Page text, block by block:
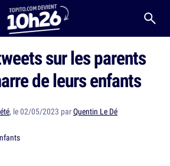
sur les parents
de leurs enfants
, le 02/05/2023 parQuentin Le Dé